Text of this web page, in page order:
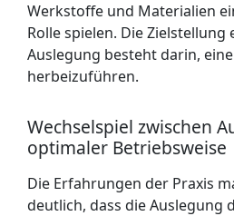
Werkstoffe und Materialien
Rolle spielen. Die
Auslegung besteht darin,
herbeizuführen.
Wechselspiel zwischen
optimaler Betriebsweise
Die Erfahrungen der Praxis
deutlich, dass die Auslegung